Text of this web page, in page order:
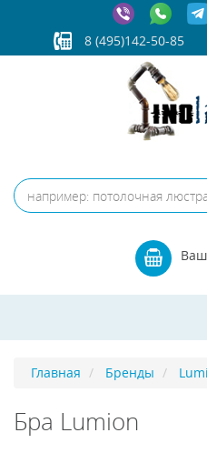
8 (495)142-50-85
Главная Бренды
Бра Lumion